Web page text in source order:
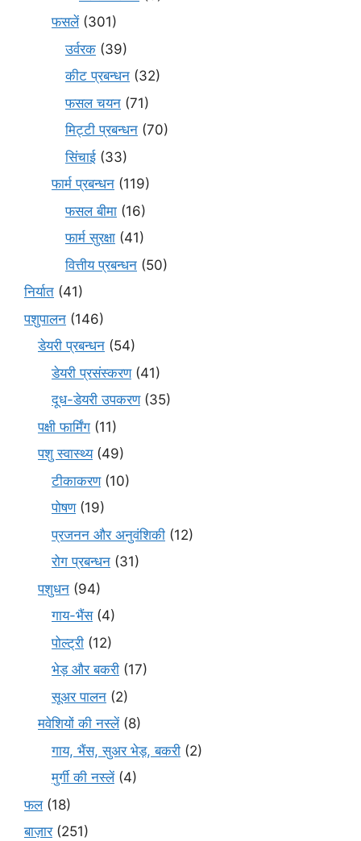
फसलें(301)
उर्वरक (39)
कीट प्रबन्धन (32)
फसल चयन (71)
मि‌ट्टी प्रबन्धन (70)
सिंचाई (33)
फार्म प्रबन्धन (119)
फसल बीमा (16)
फार्म सुरक्षा (41)
वित्तीय प्रबन्धन (50)
निर्यात (41)
पशुपालन (146)
डेयरी प्रबन्धन (54)
डेयरी प्रसंस्करण(41)
दूध-डेयरी उपकरण(35)
पक्षी फार्मिंग (11)
पशु स्वास्थ्य(49)
टीकाकरण(10)
पोषण(19)
प्रजनन और अनुवंशिकी (12)
रोग प्रबन्धन (31)
पशुधन (94)
गाय-भैंस(4)
पोल्ट्री (12)
भेड़ और बकरी (17)
सूअर पालन (2)
मवेशियों की नस्लें(8)
गाय, भैंस, सुअर भेड़, बकरी (2)
मुर्गी की नस्लें(4)
फल(18)
बाज़ार(251)